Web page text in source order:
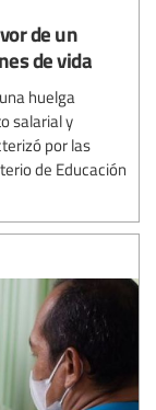
de un
de vida
huelga
salarial y
por las
de Educación